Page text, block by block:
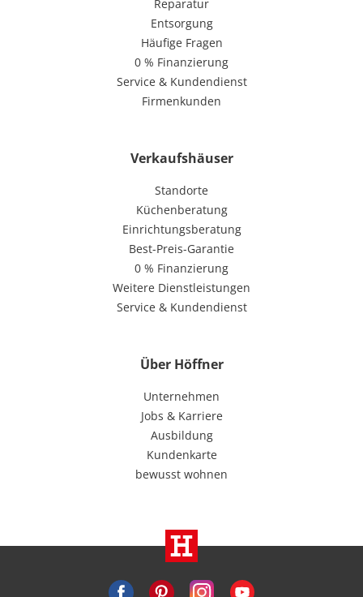
Reparatur
Entsorgung
Häufige Fragen
0 % Finanzierung
Service & Kundendienst
Firmenkunden
Verkaufshäuser
Standorte
Küchenberatung
Einrichtungsberatung
Best-Preis-Garantie
0 % Finanzierung
Weitere Dienstleistungen
Service & Kundendienst
Über Höffner
Unternehmen
Jobs & Karriere
Ausbildung
Kundenkarte
bewusst wohnen